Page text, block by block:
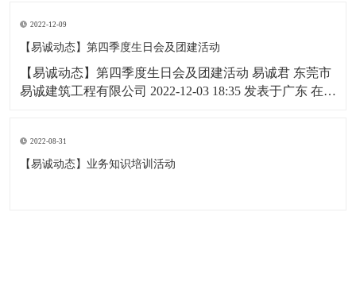
组来到贵州省铜仁市龙门坳村，开展以“寒冬送温暖，关
怀暖人心”为主题的
2022-12-09
【易诚动态】第四季度生日会及团建活动
【易诚动态】第四季度生日会及团建活动 易诚君 东莞市
易诚建筑工程有限公司 2022-12-03 18:35 发表于广东 在这
个愉快的周六，同时感谢公司对我们本次活动的大力的
支持。
2022-08-31
【易诚动态】业务知识培训活动